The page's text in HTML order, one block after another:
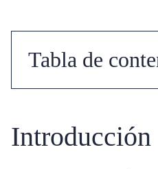
Tabla de
Introducción